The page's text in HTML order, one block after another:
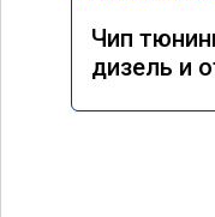
Чип
дизель и